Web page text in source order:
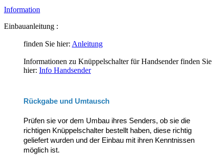
Information
Einbauanleitung :
finden Sie hier: Anleitung
Informationen zu Knüppelschalter für Handsender finden Sie
hier: Info Handsender
Rückgabe und Umtausch
Prüfen sie vor dem Umbau ihres Senders, ob sie die
richtigen Knüppelschalter bestellt haben, diese richtig
geliefert wurden und der Einbau mit ihren Kenntnissen
möglich ist.